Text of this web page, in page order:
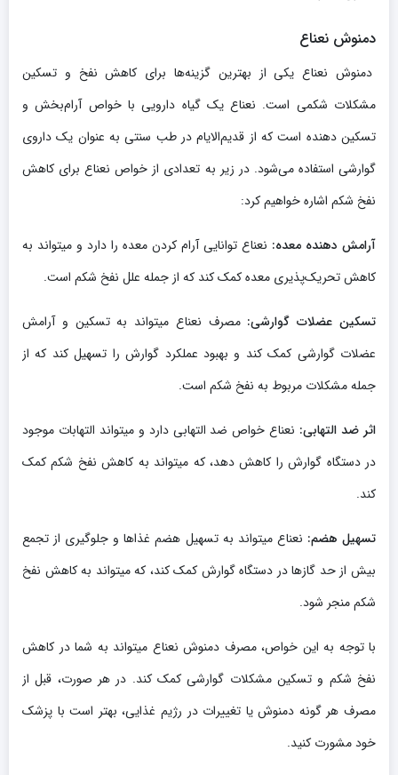
دمنوش نعناع
دمنوش نعناع یکی از بهترین گزینه‌ها برای کاهش نفخ و تسکین
مشکلات شکمی است. نعناع یک گیاه دارویی با خواص آرام‌بخش و
تسکین دهنده است که از قدیم‌الایام در طب سنتی به عنوان یک داروی
گوارشی استفاده می‌شود. در زیر به تعدادی از خواص نعناع برای کاهش
نفخ شکم اشاره خواهیم کرد:
آرامش دهنده معده: نعناع توانایی آرام کردن معده را دارد و میتواند به
کاهش تحریک‌پذیری معده کمک کند که از جمله علل نفخ شکم است.
تسکین عضلات گوارشی: مصرف نعناع میتواند به تسکین و آرامش
عضلات گوارشی کمک کند و بهبود عملکرد گوارش را تسهیل کند که از
جمله مشکلات مربوط به نفخ شکم است.
اثر ضد التهابی: نعناع خواص ضد التهابی دارد و میتواند التهابات موجود
در دستگاه گوارش را کاهش دهد، که میتواند به کاهش نفخ شکم کمک
کند.
تسهیل هضم: نعناع میتواند به تسهیل هضم غذاها و جلوگیری از تجمع
بیش از حد گازها در دستگاه گوارش کمک کند، که میتواند به کاهش نفخ
شکم منجر شود.
با توجه به این خواص، مصرف دمنوش نعناع میتواند به شما در کاهش
نفخ شکم و تسکین مشکلات گوارشی کمک کند. در هر صورت، قبل از
مصرف هر گونه دمنوش یا تغییرات در رژیم غذایی، بهتر است با پزشک
خود مشورت کنید.